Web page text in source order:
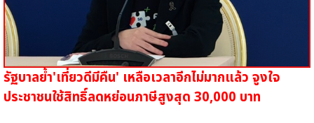
รัฐบาลย้ำ'เที่ยวดีมีคืน' เหลือเวลาอีกไม่มากแล้ว จูงใจ
ประชาชนใช้สิทธิ์ลดหย่อนภาษีสูงสุด 30,000 บาท